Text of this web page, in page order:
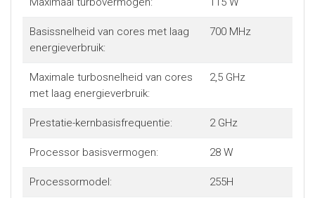
Basissnelheid van cores met laag
energieverbruik:
700 MHz
Maximale turbosnelheid van cores
met laag energieverbruik:
2,5 GHz
Prestatie-kernbasisfrequentie: 2 GHz
Processor basisvermogen: 28 W
Processormodel: 255H